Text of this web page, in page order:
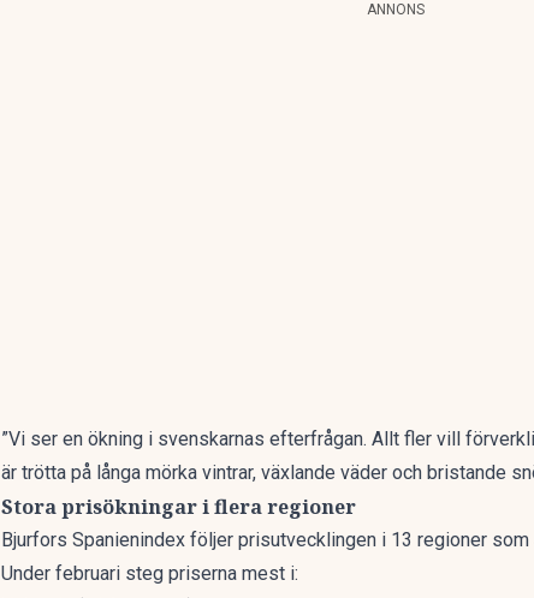
ANNONS
”Vi ser en ökning i svenskarnas efterfrågan. Allt fler vill
är trötta på långa mörka vintrar, växlande väder och bristande
Stora prisökningar i flera regioner
Bjurfors Spanienindex följer prisutvecklingen i 13 regioner
Under februari steg priserna mest i: